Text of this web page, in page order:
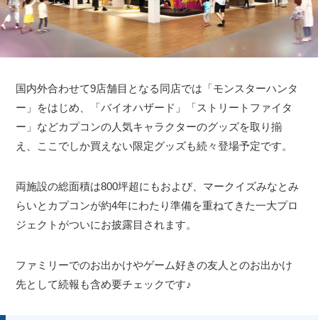
国内外合わせて9店舗目となる同店では「モンスターハンタ
ー」をはじめ、「バイオハザード」「ストリートファイタ
ー」などカプコンの人気キャラクターのグッズを取り揃
え、ここでしか買えない限定グッズも続々登場予定です。
両施設の総面積は800坪超にもおよび、マークイズみなとみ
らいとカプコンが約4年にわたり準備を重ねてきた一大プロ
ジェクトがついにお披露目されます。
ファミリーでのお出かけやゲーム好きの友人とのお出かけ
先として続報も含め要チェックです♪